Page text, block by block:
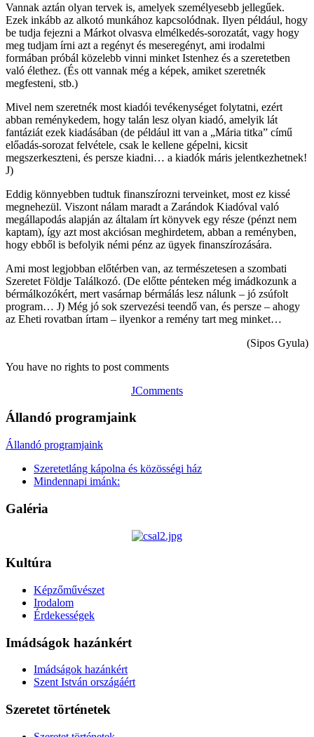
Vannak aztán olyan tervek is, amelyek személyesebb jellegűek.
Ezek inkább az alkotó munkához kapcsolódnak. Ilyen például, hogy
be tudja fejezni a Márkot olvasva elmélkedés-sorozatát, vagy hogy
meg tudjam írni azt a regényt és meseregényt, ami irodalmi
formában próbál közelebb vinni minket Istenhez és a szeretetben
való élethez. (És ott vannak még a képek, amiket szeretnék
megfesteni, stb.)
Mivel nem szeretnék most kiadói tevékenységet folytatni, ezért
abban reménykedem, hogy talán lesz olyan kiadó, amelyik lát
fantáziát ezek kiadásában (de például itt van a „Mária titka” című
előadás-sorozat felvétele, csak le kellene gépelni, kicsit
megszerkeszteni, és persze kiadni… a kiadók máris jelentkezhetnek!
J)
Eddig könnyebben tudtuk finanszírozni terveinket, most ez kissé
megnehezül. Viszont nálam maradt a Zarándok Kiadóval való
megállapodás alapján az általam írt könyvek egy része (pénzt nem
kaptam), így azt most akciósan meghirdetem, abban a reményben,
hogy ebből is befolyik némi pénz az ügyek finanszírozására.
Ami most legjobban előtérben van, az természetesen a szombati
Szeretet Földje Találkozó. (De előtte pénteken még imádkozunk a
bérmálkozókért, mert vasárnap bérmálás lesz nálunk – jó zsúfolt
program… J) Még jó sok szervezési teendő van, és persze – ahogy
az Eheti rovatban írtam – ilyenkor a remény tart meg minket…
(Sipos Gyula)
You have no rights to post comments
JComments
Állandó programjaink
Állandó programjaink
Szeretetláng kápolna és közösségi ház
Mindennapi imánk:
Galéria
Kultúra
Képzőművészet
Irodalom
Érdekességek
Imádságok hazánkért
Imádságok hazánkért
Szent István országáért
Szeretet történetek